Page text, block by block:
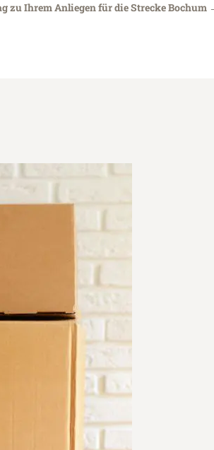
zu Ihrem Anliegen für die Strecke